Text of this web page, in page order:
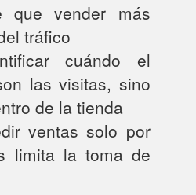
vender más
tráfico
cuándo el
las visitas, sino
de la tienda
ventas solo por
limita la toma de